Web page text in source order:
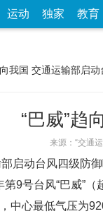
运动 独家 教育
我国 交通运输部启
“巴威”趋
来源：“交通
启动台风四级防御
第9号台风“巴威”
中心最低气压为